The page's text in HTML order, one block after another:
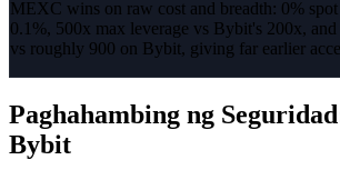
MEXC wins on raw cost and breadth: 0%
0.1%, 500x max leverage vs Bybit's 200x,
vs roughly 900 on Bybit, giving far earlier
Paghahambing ng
Bybit